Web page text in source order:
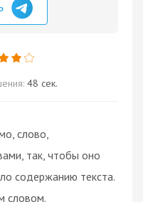
48 сек.
слово,
так, чтобы оно
содержанию текста.
словом.